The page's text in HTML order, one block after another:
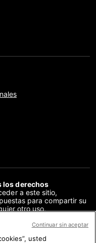
los derechos
a este sitio,
para compartir su
otro uso,
en su totalidad o en
usted
Continuar sin aceptar